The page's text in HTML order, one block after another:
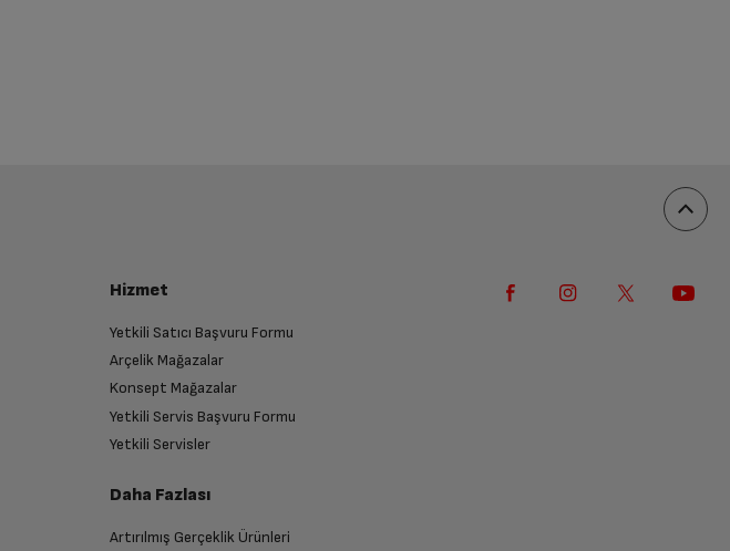
Hizmet
Yetkili Satıcı Başvuru Formu
Arçelik Mağazalar
Konsept Mağazalar
Yetkili Servis Başvuru Formu
Yetkili Servisler
Daha Fazlası
Artırılmış Gerçeklik Ürünleri